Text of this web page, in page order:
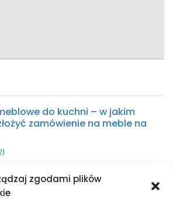
zgodami plików
do kuchni – w jakim
zamówienie na meble na
części do ciągnika – w jakim
kupić?